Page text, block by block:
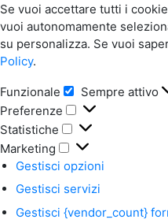
Se vuoi accettare tutti i
vuoi autonomamente
su personalizza. Se vuoi
Policy.
Funzionale
Sempre attivo
Preferenze
Statistiche
Marketing
Gestisci opzioni
Gestisci servizi
Gestisci {vendor_count}